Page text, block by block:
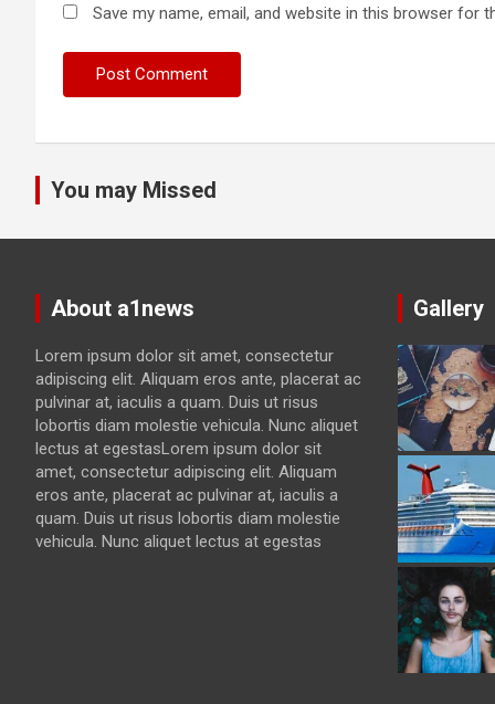
Save my name, email, and website in this browser for
You may Missed
About a1news
Lorem ipsum dolor sit amet, consectetur
adipiscing elit. Aliquam eros ante, placerat ac
pulvinar at, iaculis a quam. Duis ut risus
lobortis diam molestie vehicula. Nunc aliquet
lectus at egestasLorem ipsum dolor sit
amet, consectetur adipiscing elit. Aliquam
eros ante, placerat ac pulvinar at, iaculis a
quam. Duis ut risus lobortis diam molestie
vehicula. Nunc aliquet lectus at egestas
Gallery